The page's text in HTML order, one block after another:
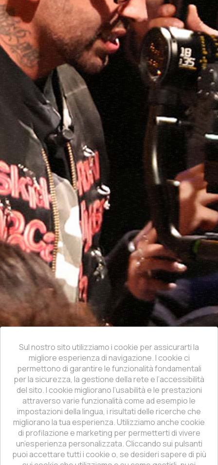
Sul nostro sito utilizziamo i cookie per assicurarti la
migliore esperienza di navigazione. I cookie ci
permettono di garantire le funzionalità fondamentali
per la sicurezza, la gestione della rete e l’accessibilità
del sito. I cookie migliorano l’usabilità e le prestazioni
attraverso varie funzionalità come ad esempio le
impostazioni della lingua, i risultati delle ricerche che
migliorano la tua esperienza. Utilizziamo anche cookie
di profilazione e marketing per permetterti di vivere
un’esperienza personalizzata. Cliccando sui pulsanti
puoi accettare tutti i cookie o, se desideri sapere di più